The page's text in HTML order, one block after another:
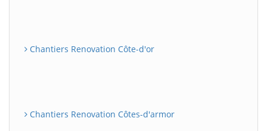
Chantiers Renovation Côte-d'or
Chantiers Renovation Côtes-d'armor